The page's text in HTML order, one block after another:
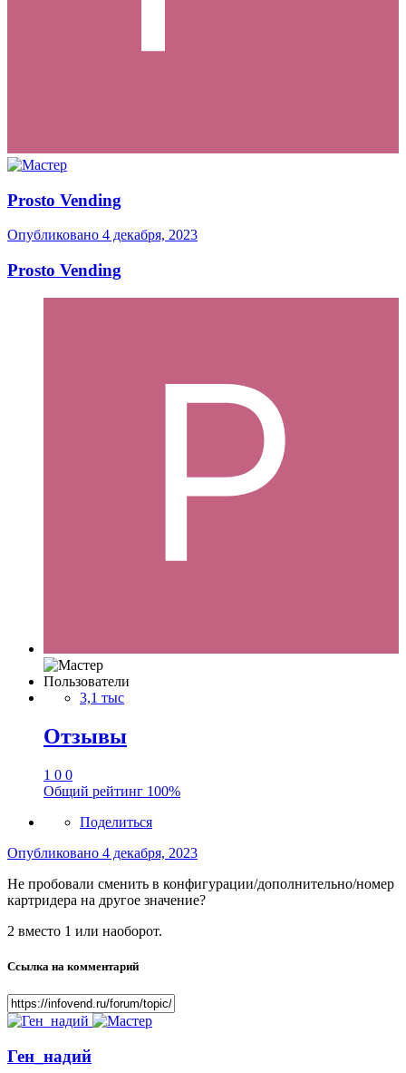
Prosto Vending
Опубликовано 4 декабря, 2023
Prosto Vending
Пользователи
3,1 тыс
Отзывы
1 0 0
Общий рейтинг 100%
Поделиться
Опубликовано 4 декабря, 2023
Не пробовали сменить в конфигурации/дополнительно/номер
картридера на другое значение?
2 вместо 1 или наоборот.
Ссылка на комментарий
Ген_надий